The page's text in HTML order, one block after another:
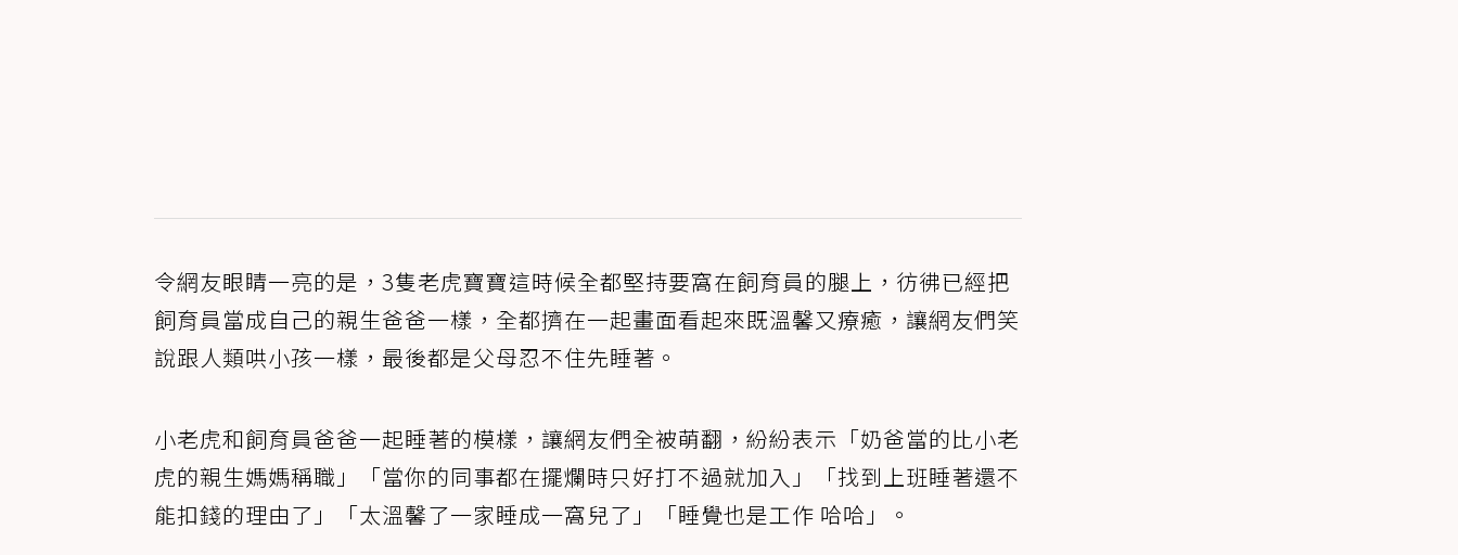
令網友眼睛一亮的是，3隻老虎寶寶這時候全都堅持要窩在飼育員的腿上，彷彿已經把
飼育員當成自己的親生爸爸一樣，全都擠在一起畫面看起來既溫馨又療癒，讓網友們笑
說跟人類哄小孩一樣，最後都是父母忍不住先睡著。
小老虎和飼育員爸爸一起睡著的模樣，讓網友們全被萌翻，紛紛表示「奶爸當的比小老
虎的親生媽媽稱職」「當你的同事都在擺爛時只好打不過就加入」「找到上班睡著還不
能扣錢的理由了」「太溫馨了一家睡成一窩兒了」「睡覺也是工作 哈哈」。